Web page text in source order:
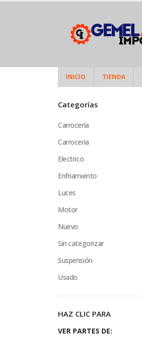
INICIO TIENDA
Categorías
Carrocería
Carroceria
Electrico
Enfriamiento
Luces
Motor
Nuevo
Sin categorizar
Suspensión
Usado
HAZ CLIC PARA
VER PARTES DE: